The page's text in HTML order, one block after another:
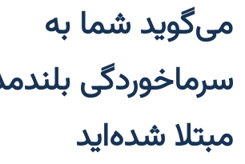
می‌گوید شما به
سرماخوردگی
مبتلا شده‌اید